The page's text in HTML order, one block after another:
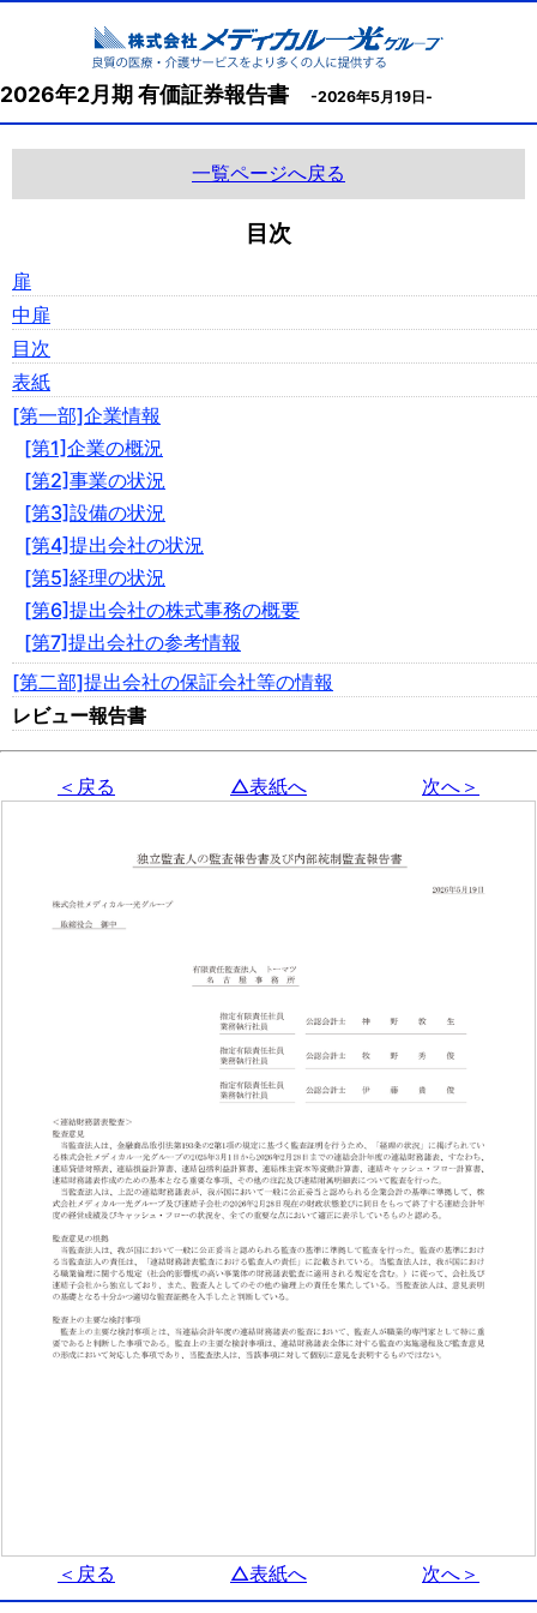
2026年2月期 有価証券報告書 -2026年5月19日-
一覧ページへ戻る
目次
扉
中扉
目次
表紙
[第一部]企業情報
[第1]企業の概況
[第2]事業の状況
[第3]設備の状況
[第4]提出会社の状況
[第5]経理の状況
[第6]提出会社の株式事務の概要
[第7]提出会社の参考情報
[第二部]提出会社の保証会社等の情報
レビュー報告書
＜戻る △表紙へ 次へ＞
＜戻る △表紙へ 次へ＞